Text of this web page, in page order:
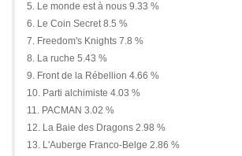
5. Le monde est à nous 9.33 %
6. Le Coin Secret 8.5 %
7. Freedom's Knights 7.8 %
8. La ruche 5.43 %
9. Front de la Rébellion 4.66 %
10. Parti alchimiste 4.03 %
11. PACMAN 3.02 %
12. La Baie des Dragons 2.98 %
13. L'Auberge Franco-Belge 2.86 %